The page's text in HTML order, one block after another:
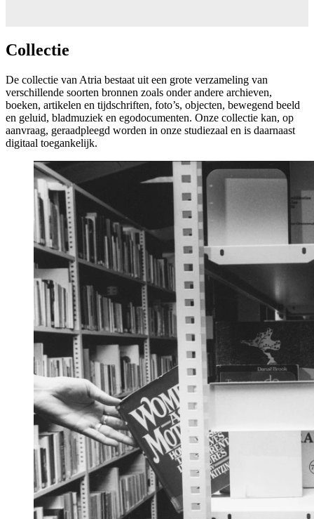
Collectie
De collectie van Atria bestaat uit een grote verzameling van
verschillende soorten bronnen zoals onder andere archieven,
boeken, artikelen en tijdschriften, foto’s, objecten, bewegend beeld
en geluid, bladmuziek en egodocumenten. Onze collectie kan, op
aanvraag, geraadpleegd worden in onze studiezaal en is daarnaast
digitaal toegankelijk.